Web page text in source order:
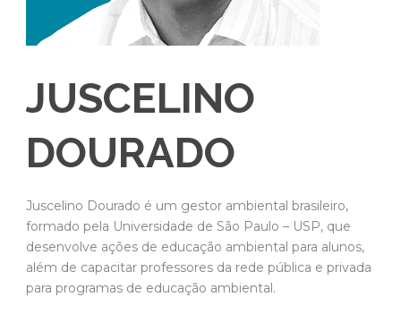
JUSCELINO
DOURADO
Juscelino Dourado é um gestor ambiental brasileiro,
formado pela Universidade de São Paulo – USP, que
desenvolve ações de educação ambiental para alunos,
além de capacitar professores da rede pública e privada
para programas de educação ambiental.